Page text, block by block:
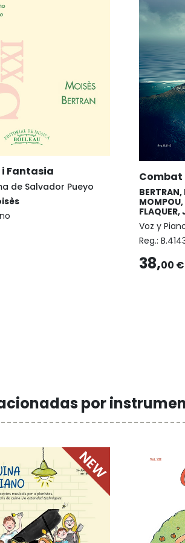
Fantasia
de Salvador Pueyo
Combat
Voz y
Reg.:
38,00 €
por